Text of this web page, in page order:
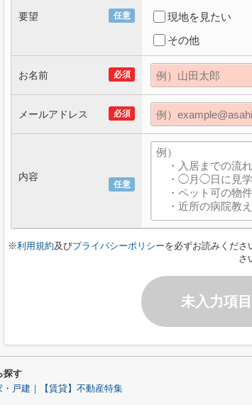
任意
要望
現地を見たい
その他
必須
お名前
必須
メールアドレス
任意
内容
※利用規約及びプライバシーポリシーを必ずお読みくださ
さ
未入力項
探す
・戸建｜【賃貸】不動産特集